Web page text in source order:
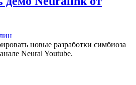
новые разработки симбиоза
Neural Youtube.